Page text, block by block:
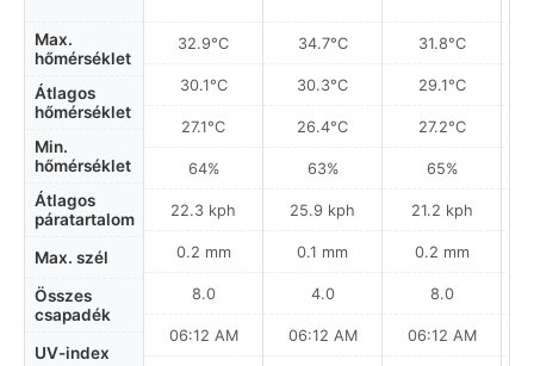
Max.
hőmérséklet
Átlagos
hőmérséklet
Min.
hőmérséklet
Átlagos
páratartalom
Max. szél
Összes
csapadék
UV-index
32.9°C
30.1°C
27.1°C
64%
22.3 kph
0.2 mm
8.0
06:12 AM
34.7°C
30.3°C
26.4°C
63%
25.9 kph
0.1 mm
4.0
06:12 AM
31.8°C
29.1°C
27.2°C
65%
21.2 kph
0.2 mm
8.0
06:12 AM